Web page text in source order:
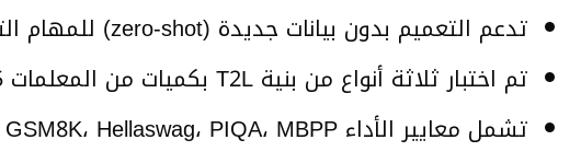
تدعم التعميم بدون بيانات جديدة (zero-shot) للمهام التي لم تُشاهد أثناء التدريب.
تم اختبار ثلاثة أنواع من بنية T2L بكميات من المعلمات 55 مليون، 34 مليون، و 5 ملايين.
تشمل معايير الأداء ArcE، BoolQ، GSM8K، Hellaswag، PIQA، MBPP، والمزيد.